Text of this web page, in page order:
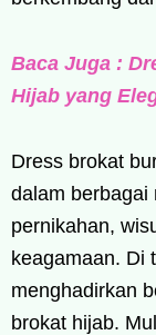
Baca Juga :
Hijab yang
Dress brokat
dalam berbagai
pernikahan,
keagamaan. Di
menghadirkan
brokat hijab.